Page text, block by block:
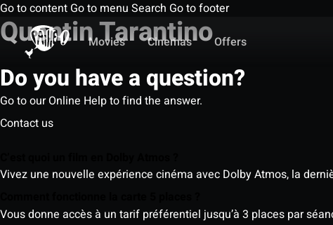
Go to content Go to menu Search Go to footer
Movies
Cinemas Offers
Quentin Tarantino
Do you have a question?
Go to our Online Help to find the answer.
Contact us
Vivez une nouvelle expérience cinéma avec Dolby Atmos, la
Vous donne accès à un tarif préférentiel jusqu’à 3 places par